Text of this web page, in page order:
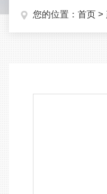
您的位置： 首页 >